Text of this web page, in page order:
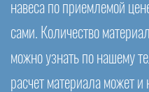
навеса по приемлемой
сами. Количество
можно узнать по нашему
расчет материала может